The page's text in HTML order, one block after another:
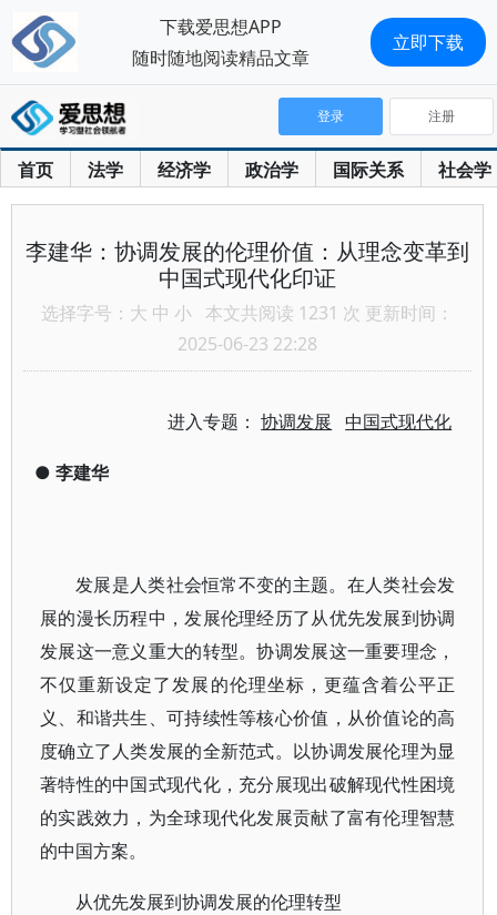
首页 法学 经济学 政治学 国际关系 社会学
登录 注册
李建华：协调发展的伦理价值：从理念变革到
中国式现代化印证
选择字号： 大 中 小 本文共阅读 1231 次 更新时间：
2025-06-23 22:28
进入专题：协调发展 中国式现代化
● 李建华
发展是人类社会恒常不变的主题。在人类社会发
展的漫长历程中，发展伦理经历了从优先发展到协调
发展这一意义重大的转型。协调发展这一重要理念，
不仅重新设定了发展的伦理坐标，更蕴含着公平正
义、和谐共生、可持续性等核心价值，从价值论的高
度确立了人类发展的全新范式。以协调发展伦理为显
著特性的中国式现代化，充分展现出破解现代性困境
的实践效力，为全球现代化发展贡献了富有伦理智慧
的中国方案。
从优先发展到协调发展的伦理转型
下载爱思想APP
随时随地阅读精品文章
立即下载